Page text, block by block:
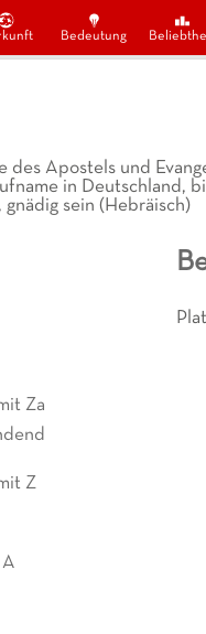
Bedeutung
des Apostels und
in Deutschland,
sein (Hebräisch)
Za
Z